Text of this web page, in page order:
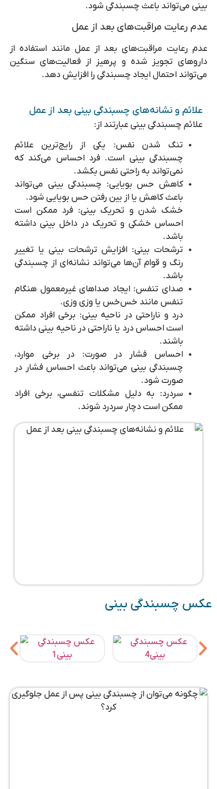
بینی می‌تواند باعث چسبندگی شود.
عدم رعایت مراقبت‌های بعد از عمل
عدم رعایت مراقبت‌های بعد از عمل مانند استفاده از
داروهای تجویز شده و پرهیز از فعالیت‌های سنگین
می‌تواند احتمال ایجاد چسبندگی را افزایش دهد.
علائم و نشانه‌های چسبندگی بینی بعد از عمل
علائم چسبندگی بینی عبارتند از:
تنگ شدن نفس:یکی از رایج‌ترین علائم
چسبندگی بینی است. فرد احساس می‌کند که
نمی‌تواند به راحتی نفس بکشد.
کاهش حس بویایی:چسبندگی بینی می‌تواند
باعث کاهش یا از بین رفتن حس بویایی شود.
خشک شدن و تحریک بینی: فرد ممکن است
احساس خشکی و تحریک در داخل بینی داشته
باشد.
ترشحات بینی:افزایش ترشحات بینی یا تغییر
رنگ و قوام آن‌ها می‌تواند نشانه‌ای از چسبندگی
باشد.
صدای تنفس:ایجاد صداهای غیرمعمول هنگام
تنفس مانند خس‌خس یا وزی وزی.
درد و ناراحتی در ناحیه بینی: برخی افراد ممکن
است احساس درد یا ناراحتی در ناحیه بینی داشته
باشند.
احساس فشار در صورت:در برخی موارد،
چسبندگی بینی می‌تواند باعث احساس فشار در
صورت شود.
سردرد:به دلیل مشکلات تنفسی، برخی افراد
ممکن است دچار سردرد شوند.
عکس چسبندگی بینی